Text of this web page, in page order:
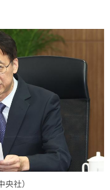
社）